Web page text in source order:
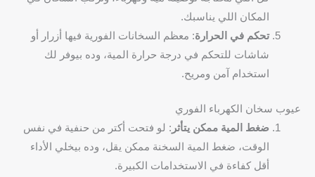
المكان اللي يناسبك.
تحكم في الحرارة: معظم السخانات الفورية فيها أزرار أو
شاشات للتحكم في درجة حرارة المية، وده بيوفر لك
استخدام آمن ومريح.
عيوب سخان الكهرباء الفوري
ضغط المية ممكن يتأثر : لو فتحت أكتر من حنفية في نفس
الوقت، ضغط المية السخنة ممكن يقل، وده بيخلي الأداء
أقل كفاءة في الاستخدامات الكبيرة.